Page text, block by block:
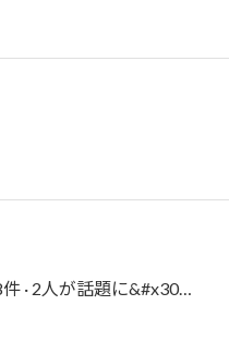
· 2人が話題に&#x30…